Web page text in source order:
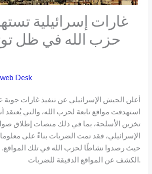
غارات إسرائيلية
حزب الله في ظل
web Desk
أعلن الجيش الإسرائيلي عن تنفيذ غارات جوية
استهدفت مواقع تابعة لحزب الله، والتي يُعتقد
تخزين الأسلحة، بما في ذلك منصات إطلاق
الإسرائيلي، فقد تمت الضربات بناءً على
حيث رصدوا نشاطًا لحزب الله في تلك المواقع.
الكشف عن المواقع الدقيقة للضربات.